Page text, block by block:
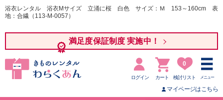
浴衣レンタル 浴衣Mサイズ 立涌に桜 白色 サイズ：Ｍ 153～160cm 表
地：合繊（113-M-0057）
満足度保証制度 実施中！
ログイン カート
0
検討リスト メニュー
マイページはこちら